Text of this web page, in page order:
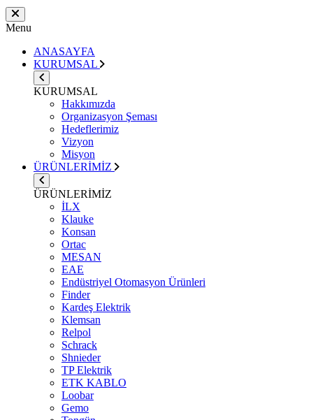
Menu
ANASAYFA
KURUMSAL
KURUMSAL
Hakkımızda
Organizasyon Şeması
Hedeflerimiz
Vizyon
Misyon
ÜRÜNLERİMİZ
ÜRÜNLERİMİZ
İLX
Klauke
Konsan
Ortac
MESAN
EAE
Endüstriyel Otomasyon Ürünleri
Finder
Kardeş Elektrik
Klemsan
Relpol
Schrack
Shnieder
TP Elektrik
ETK KABLO
Loobar
Gemo